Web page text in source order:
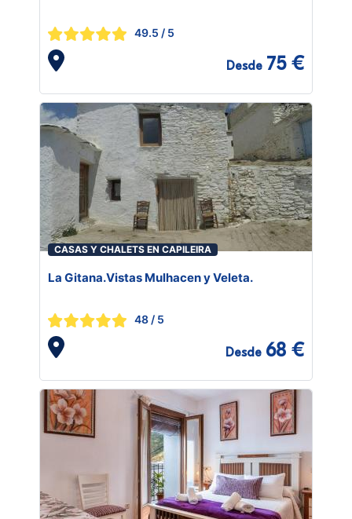
49.5 / 5
Desde 75 €
CASAS Y CHALETS EN CAPILEIRA
La Gitana.Vistas Mulhacen y Veleta.
48 / 5
Desde 68 €